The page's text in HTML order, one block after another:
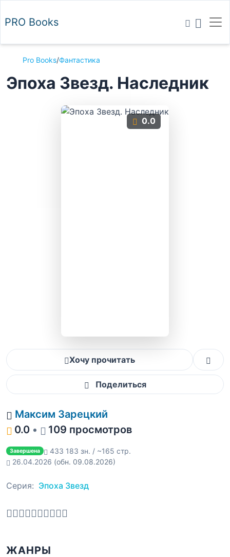
PRO Books
Pro Books/Фантастика
Эпоха Звезд. Наследник
0.0
Хочу прочитать
Поделиться
Максим Зарецкий
0.0 • 109 просмотров
Завершена
433 183 зн. / ~165 стр.
26.04.2026 (обн. 09.08.2026)
Серия: Эпоха Звезд
ЖАНРЫ